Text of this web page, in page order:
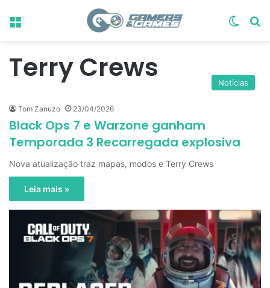
Menu
Terry Crews Notícias
Tom Zanuzo 23/04/2026
Black Ops 7 e Warzone ganham
Temporada 3 Recarregada explosiva
Nova atualização traz mapas, modos e Terry Crews
Leia mais »